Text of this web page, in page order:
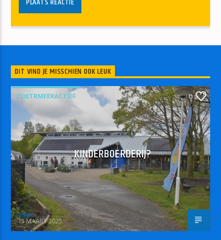
DIT VIND JE MISSCHIEN OOK LEUK
ZOETRMEERACTIEF 0
KINDERBOERDERIJ?
admin
15 MAART 2025